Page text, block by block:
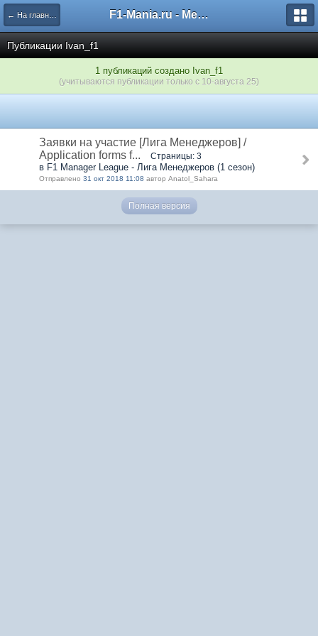
← На главную F1-Mania.ru - Международный чемпионат по симрейсингу
Публикации Ivan_f1
1 публикаций создано Ivan_f1
(учитываются публикации только с 10-августа 25)
Заявки на участие [Лига Менеджеров] /
Application forms f...
Страницы: 3
в F1 Manager League - Лига Менеджеров (1 сезон)
Отправлено 31 окт 2018 11:08 автор Anatol_Sahara
Полная версия